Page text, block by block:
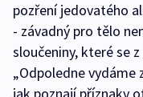
pozření jedovatého
- závadný pro tělo
sloučeniny, které se
„Odpoledne vydáme